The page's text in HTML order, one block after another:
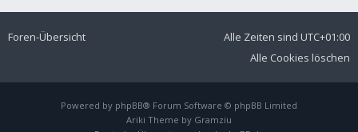
Foren-Übersicht Alle Zeiten sind UTC+01:00
Alle Cookies löschen
Powered by phpBB® Forum Software © phpBB Limited
Ariki Theme by Gramziu